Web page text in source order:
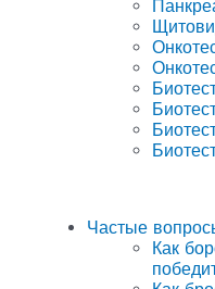
Частые
Как